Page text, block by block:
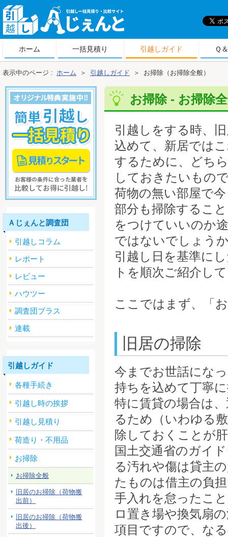
越しＡじぇんと
ホーム 一括見積り 引越しガイド Ｑ
表示中のページ : ホーム ＞ 引越しガイド ＞ お掃除（お掃除全般）
お掃除 - お掃除
引越しをする時、
込めて、新居では
するために、どち
しておきたいもの
荷物の無い部屋で
部分も掃除するこ
をつけていいのか
ではないでしょう
引越し日を基準に
トを順次ご紹介し
ここではまず、「
旧居の掃除
今までお世話にな
持ちを込めて丁寧
特に賃貸の場合は
るため（いわゆる
除しておくことが
国土交通省のガイ
る汚れや傷は貸主
たものは借主の負
手入れを怠ったこ
ロ置き場や換気扇
項目ですので、な
Ａじぇんと調査団
引越しコラム
レポート
レビュー
ハウツー
調査団プラス
連載
引越しガイド
各種手続き
引越し時の挨拶
引越し見積り
荷造り・不用品
お掃除
お掃除全般
旧居のお掃除（荷物搬
出前）
旧居のお掃除（荷物搬
出後）